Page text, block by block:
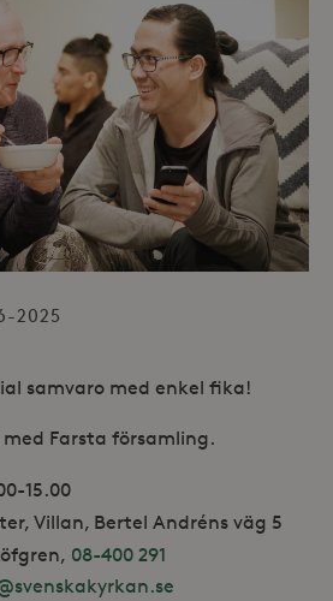
2025
samvaro med enkel fika!
Farsta församling.
15.00
Villan, Bertel Andréns väg 5
08-400 291